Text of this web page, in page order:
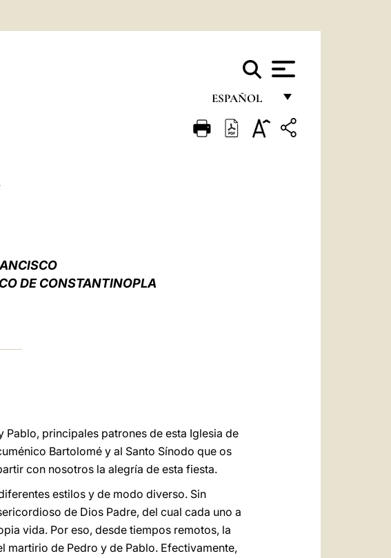
ESPAÑOL
FRANÇAIS
DE CONSTANTINOPLA
principales patrones de esta Iglesia de
Bartolomé y al Santo Sínodo que os
con nosotros la alegría de esta fiesta.
estilos y de modo diverso. Sin
de Dios Padre, del cual cada uno a
vida. Por eso, desde tiempos remotos, la
martirio de Pedro y de Pablo. Efectivamente,